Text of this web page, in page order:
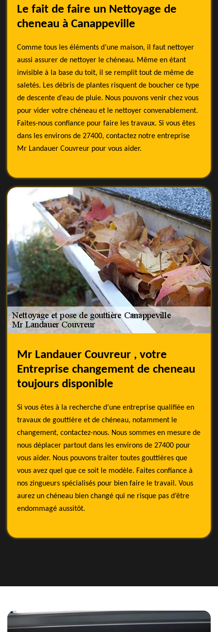
Le fait de faire un Nettoyage de
cheneau à Canappeville
Comme tous les éléments d’une maison, il faut nettoyer
aussi assurer de nettoyer le chéneau. Même en étant
invisible à la base du toit, il se remplit tout de même de
saletés. Les débris de plantes risquent de boucher ce type
de descente d’eau de pluie. Nous pouvons venir chez vous
pour vider votre chéneau et le nettoyer convenablement.
Faites-nous confiance pour faire les travaux. Si vous êtes
dans les environs de 27400, contactez notre entreprise
Mr Landauer Couvreur pour vous aider.
Mr Landauer Couvreur , votre
Entreprise changement de cheneau
toujours disponible
Si vous êtes à la recherche d’une entreprise qualifiée en
travaux de gouttière et de chéneau, notamment le
changement, contactez-nous. Nous sommes en mesure de
nous déplacer partout dans les environs de 27400 pour
vous aider. Nous pouvons traiter toutes gouttières que
vous avez quel que ce soit le modèle. Faites confiance à
nos zingueurs spécialisés pour bien faire le travail. Vous
aurez un chéneau bien changé qui ne risque pas d’être
endommagé aussitôt.